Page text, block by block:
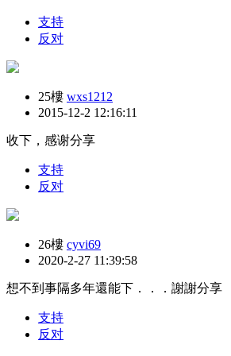
支持
反对
25樓 wxs1212
2015-12-2 12:16:11
收下，感谢分享
支持
反对
26樓 cyvi69
2020-2-27 11:39:58
想不到事隔多年還能下．．．謝謝分享
支持
反对